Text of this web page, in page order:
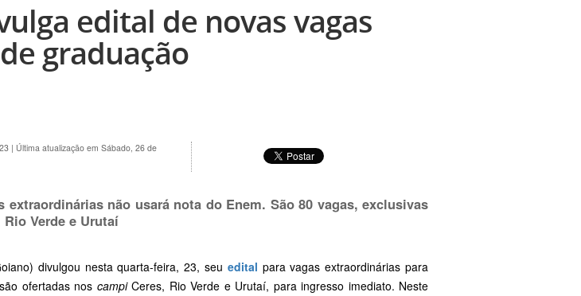
edital de novas vagas
graduação
| Última atualização em Sábado, 26 de
extraordinárias não usará nota do Enem. São 80 vagas, exclusivas
Verde e Urutaí
divulgou nesta quarta-feira, 23, seu edital para vagas extraordinárias para
ofertadas nos campiCeres, Rio Verde e Urutaí, para ingresso imediato. Neste